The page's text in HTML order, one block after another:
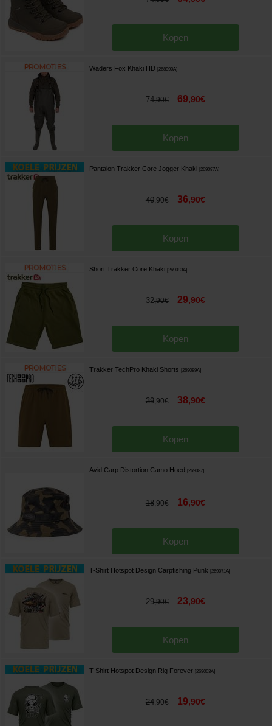
Kopen
Waders Fox Khaki HD 268990A]
74,90€ 69,90€
Kopen
Pantalon Trakker Core Jogger Khaki 269097A]
40,90€ 36,90€
Kopen
Short Trakker Core Khaki 269093A]
32,90€ 29,90€
Kopen
Trakker TechPro Khaki Shorts 269089A]
39,90€ 38,90€
Kopen
Avid Carp Distortion Camo Hoed 269087]
18,90€ 16,90€
Kopen
T-Shirt Hotspot Design Carpfishing Punk 269071A]
29,90€ 23,90€
Kopen
T-Shirt Hotspot Design Rig Forever 269063A]
24,90€ 19,90€